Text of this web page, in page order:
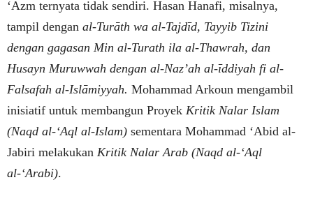
‘Azm ternyata tidak sendiri. Hasan Hanafi, misalnya,
tampil dengan al-Turāth wa al-Tajdīd, Tayyib Tizini
dengan gagasan Min al-Turath ila al-Thawrah, dan
Husayn Muruwwah dengan al-Naz’ah al-īddiyah fi al-
Falsafah al-Islāmiyyah. Mohammad Arkoun mengambil
inisiatif untuk membangun Proyek Kritik Nalar Islam
(Naqd al-‘Aql al-Islam) sementara Mohammad ‘Abid al-
Jabiri melakukan Kritik Nalar Arab (Naqd al-‘Aql
al-‘Arabi).